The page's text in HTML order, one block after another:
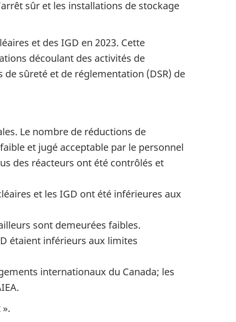
sûr et les installations de stockage
et des IGD en 2023. Cette
découlant des activités de
sûreté et de réglementation (DSR) de
Le nombre de réductions de
et jugé acceptable par le personnel
des réacteurs ont été contrôlés et
et les IGD ont été inférieures aux
sont demeurées faibles.
étaient inférieurs aux limites
internationaux du Canada; les